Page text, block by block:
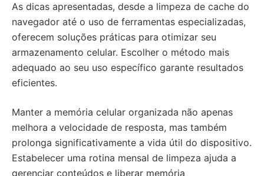
As dicas apresentadas, desde a limpeza de cache do
navegador até o uso de ferramentas especializadas,
oferecem soluções práticas para otimizar seu
armazenamento celular. Escolher o método mais
adequado ao seu uso específico garante resultados
eficientes.
Manter a memória celular organizada não apenas
melhora a velocidade de resposta, mas também
prolonga significativamente a vida útil do dispositivo.
Estabelecer uma rotina mensal de limpeza ajuda a
gerenciar conteúdos e liberar memória